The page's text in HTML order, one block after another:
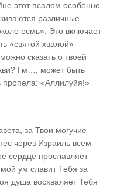
этот псалом особенно
различные
есмь». Это включает
«святой хвалой»
сказать о твоей
Гм…, может быть
пропела: «Аллилуйя!»
за Твои могучие
через Израиль всем
сердце прославляет
ум славит Тебя за
душа восхваляет Тебя